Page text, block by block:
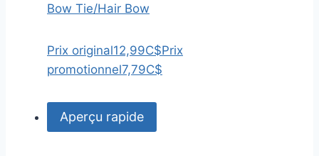
Bow Tie/Hair Bow
Prix original12,99C$Prix
promotionnel7,79C$
Aperçu rapide